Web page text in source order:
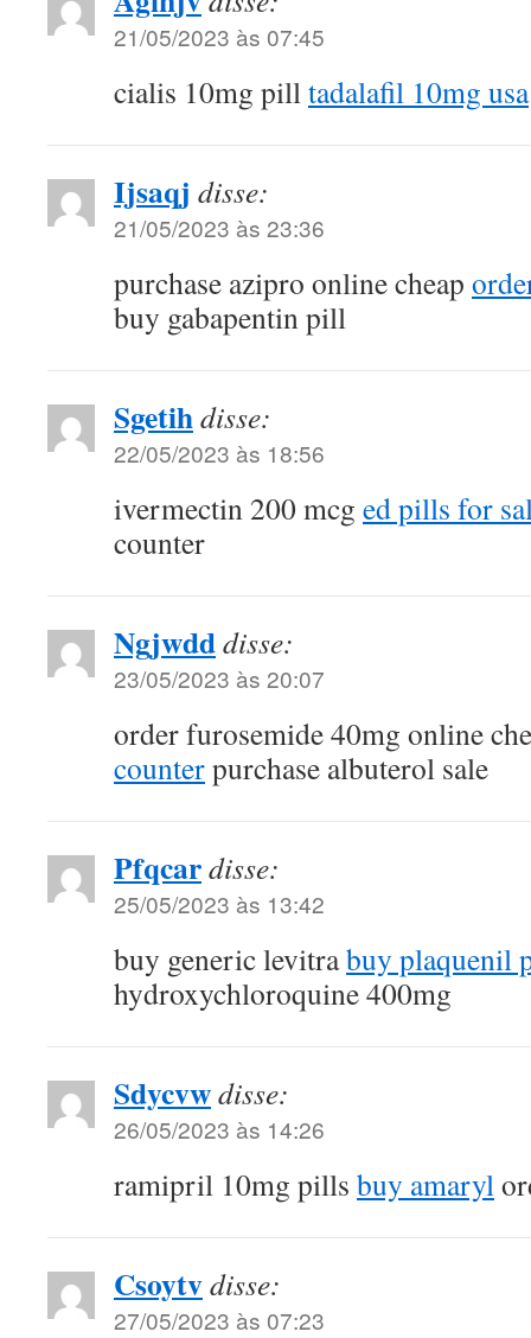
21/05/2023 às 07:45
cialis 10mg pilltadalafil 10mg usa
Ijsaqj disse:
21/05/2023 às 23:36
purchase azipro online cheap
buy gabapentin pill
Sgetihdisse:
22/05/2023 às 18:56
ivermectin 200 mcg ed pills for
counter
Ngjwdddisse:
23/05/2023 às 20:07
order furosemide 40mg online
counterpurchase albuterol sale
Pfqcardisse:
25/05/2023 às 13:42
buy generic levitrabuy plaquenil
hydroxychloroquine 400mg
Sdycvwdisse:
26/05/2023 às 14:26
ramipril 10mg pills buy amaryl
Csoytvdisse:
27/05/2023 às 07:23